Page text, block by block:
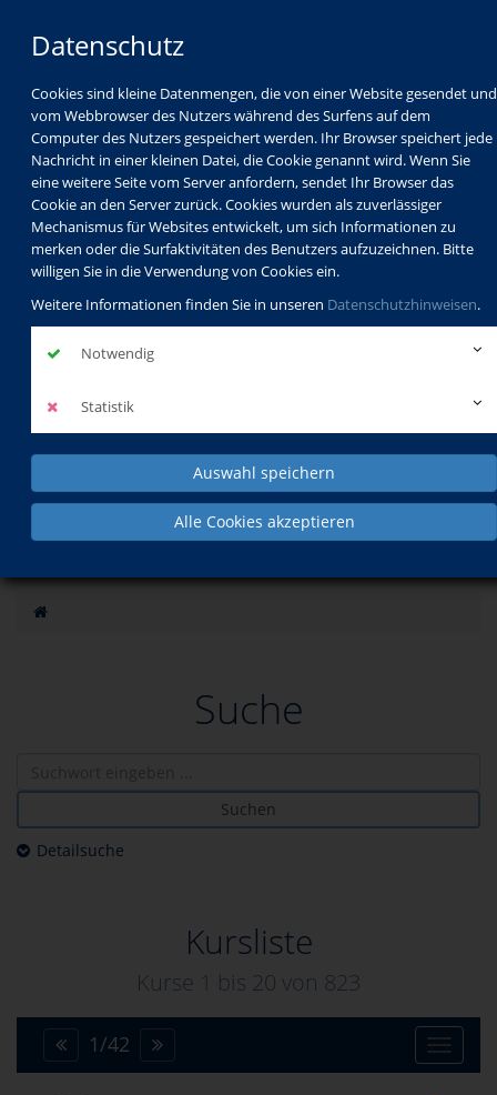
Datenschutz
Cookies sind kleine Datenmengen, die von einer Website gesendet und
vom Webbrowser des Nutzers während des Surfens auf dem
Computer des Nutzers gespeichert werden. Ihr Browser speichert jede
Nachricht in einer kleinen Datei, die Cookie genannt wird. Wenn Sie
eine weitere Seite vom Server anfordern, sendet Ihr Browser das
Cookie an den Server zurück. Cookies wurden als zuverlässiger
Mechanismus für Websites entwickelt, um sich Informationen zu
merken oder die Surfaktivitäten des Benutzers aufzuzeichnen. Bitte
willigen Sie in die Verwendung von Cookies ein.
Weitere Informationen finden Sie in unseren Datenschutzhinweisen.
Notwendig
Statistik
Auswahl speichern
Alle Cookies akzeptieren
Programm
Schulabschlüsse
Schulkindbetreuung
Service
Suche
Suchen
Detailsuche
Kursliste
Kurse 1 bis 20 von 823
Toggle
1/42